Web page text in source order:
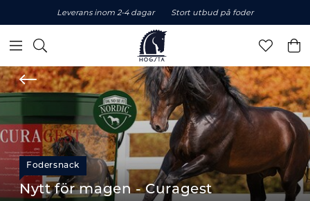
Leverans inom 2-4 dagar Stort utbud på foder
Fodersnack
Nytt för magen - Curagest